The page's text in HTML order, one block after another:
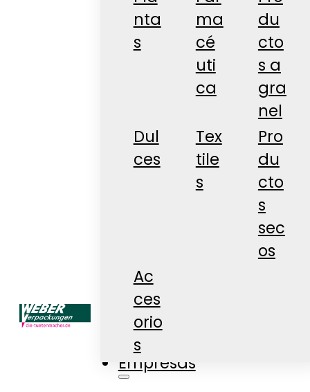
nta
s
ma
cé
uti
ca
du
cto
s a
gra
nel
Dul
ces
Tex
tile
s
Pro
du
cto
s
sec
os
Ac
ces
orio
s
Tienda
Empresas